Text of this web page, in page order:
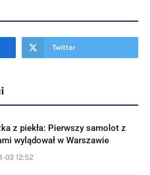
Twitter
z piekła: Pierwszy samolot z
wylądował w Warszawie
03 12:52